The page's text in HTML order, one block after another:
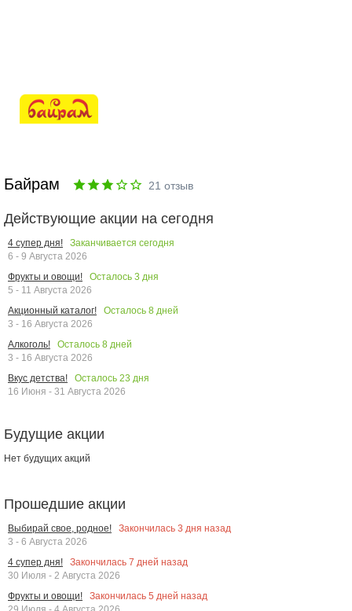
Байрам 21 отзыв
Действующие акции на сегодня
4 супер дня!
Заканчивается сегодня
6 - 9 Августа 2026
Фрукты и овощи!
Осталось 3 дня
5 - 11 Августа 2026
Акционный каталог!
Осталось 8 дней
3 - 16 Августа 2026
Алкоголь!
Осталось 8 дней
3 - 16 Августа 2026
Вкус детства!
Осталось 23 дня
16 Июня - 31 Августа 2026
Будущие акции
Нет будущих акций
Прошедшие акции
Выбирай свое, родное! Закончилась 3 дня назад
3 - 6 Августа 2026
4 супер дня!
Закончилась 7 дней назад
30 Июля - 2 Августа 2026
Фрукты и овощи!
Закончилась 5 дней назад